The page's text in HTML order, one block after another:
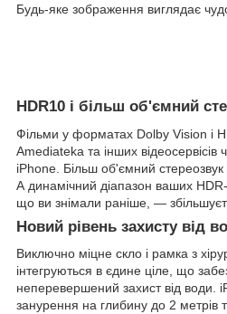
Будь-яке зображення виглядає
HDR10 і більш об'ємний
Фільми у форматах Dolby Vision і
Amediateka та інших відеосервісів
iPhone. Більш об'ємний
А динамічний діапазон ваших
що ви знімали раніше, —
Новий рівень захисту від
Виключно міцне скло і рамка з
інтегруються в єдине ціле, що
неперевершений захист від води.
занурення на глибину до 2 метрів